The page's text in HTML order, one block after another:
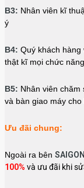
B3: Nhân viên kĩ
ý
B4: Quý khách
thật kĩ mọi chức
B5: Nhân viên chăm
và bàn giao máy cho
Ưu đãi chung:
Ngoài ra bên
100% và ưu đãi khi